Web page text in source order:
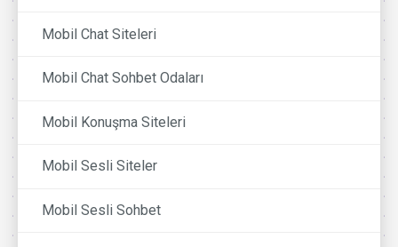
Mobil Chat Siteleri
Mobil Chat Sohbet Odaları
Mobil Konuşma Siteleri
Mobil Sesli Siteler
Mobil Sesli Sohbet